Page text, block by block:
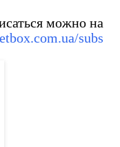
можно на
subs